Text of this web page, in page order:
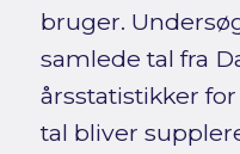
bruger.
samlede tal fra
årsstatistikker
tal bliver